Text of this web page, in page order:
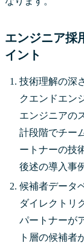
エンジニア採
イント
技術理解の深
クエンドエン
エンジニアの
計段階でチー
ートナーの技
後述の導入事
候補者データ
ダイレクトリ
パートナーが
ト層の候補者